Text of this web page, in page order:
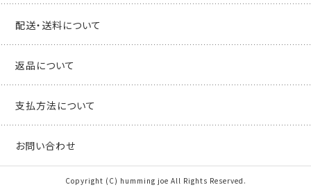
配送・送料について
返品について
支払方法について
お問い合わせ
Copyright (C) humming joe All Rights Reserved.